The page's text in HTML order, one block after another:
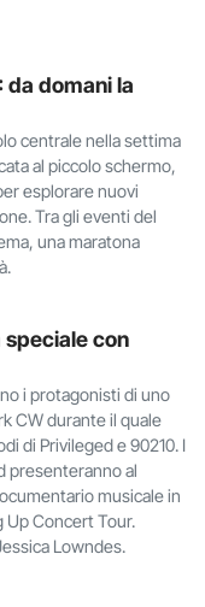
domani la
centrale nella settima
al piccolo schermo,
esplorare nuovi
Tra gli eventi del
una maratona
speciale con
i protagonisti di uno
CW durante il quale
di Privileged e 90210. I
presenteranno al
musicale in
Up Concert Tour.
Lowndes.